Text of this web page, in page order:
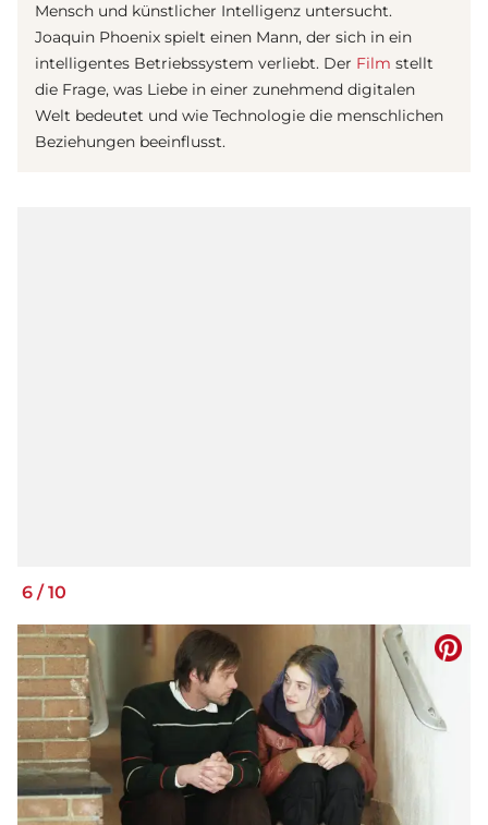
Mensch und künstlicher Intelligenz untersucht.
Joaquin Phoenix spielt einen Mann, der sich in ein
intelligentes Betriebssystem verliebt. Der Film stellt
die Frage, was Liebe in einer zunehmend digitalen
Welt bedeutet und wie Technologie die menschlichen
Beziehungen beeinflusst.
6 /10